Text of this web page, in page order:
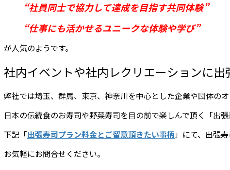
“社員同士で協力して達成を目指す共同体験”
“仕事にも活かせるユニークな体験や学び”
が人気のようです。
社内イベントや社内レクリエーションに出
弊社では埼玉、群馬、東京、神奈川を中心とした企業や団体の
日本の伝統食のお寿司や野菜寿司を目の前で楽しんで頂く「出
下記「出張寿司プラン料金とご留意頂きたい事柄」にて、出張
お気軽にお問合せください。